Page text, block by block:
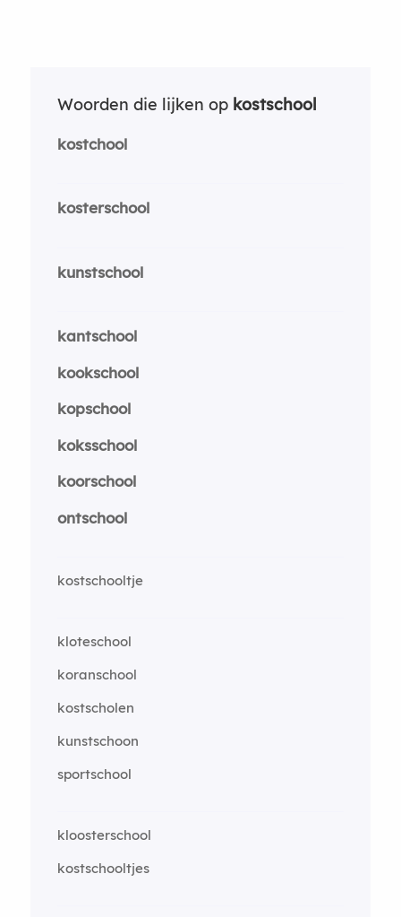
Woorden die lijken op kostschool
kostchool
kosterschool
kunstschool
kantschool
kookschool
kopschool
koksschool
koorschool
ontschool
kostschooltje
kloteschool
koranschool
kostscholen
kunstschoon
sportschool
kloosterschool
kostschooltjes